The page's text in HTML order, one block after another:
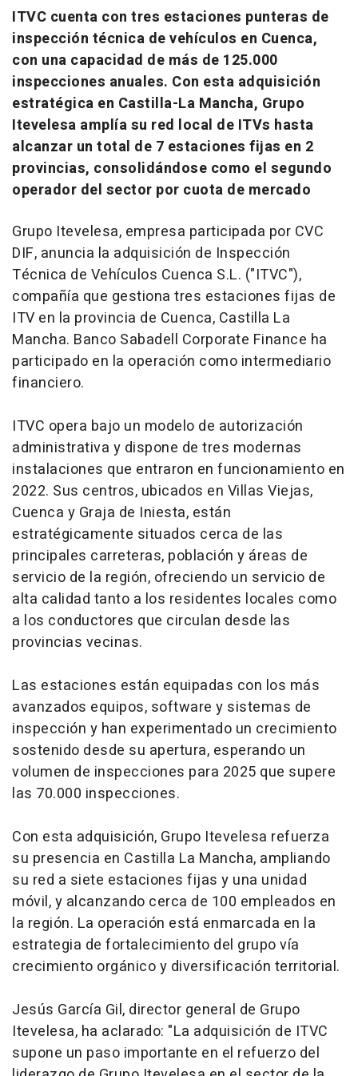
ITVC cuenta con tres estaciones punteras de
inspección técnica de vehículos en Cuenca,
con una capacidad de más de 125.000
inspecciones anuales. Con esta adquisición
estratégica en Castilla-La Mancha, Grupo
Itevelesa amplía su red local de ITVs hasta
alcanzar un total de 7 estaciones fijas en 2
provincias, consolidándose como el segundo
operador del sector por cuota de mercado
Grupo Itevelesa, empresa participada por CVC
DIF, anuncia la adquisición de Inspección
Técnica de Vehículos Cuenca S.L. ("ITVC"),
compañía que gestiona tres estaciones fijas de
ITV en la provincia de Cuenca, Castilla La
Mancha. Banco Sabadell Corporate Finance ha
participado en la operación como intermediario
financiero.
ITVC opera bajo un modelo de autorización
administrativa y dispone de tres modernas
instalaciones que entraron en funcionamiento en
2022. Sus centros, ubicados en Villas Viejas,
Cuenca y Graja de Iniesta, están
estratégicamente situados cerca de las
principales carreteras, población y áreas de
servicio de la región, ofreciendo un servicio de
alta calidad tanto a los residentes locales como
a los conductores que circulan desde las
provincias vecinas.
Las estaciones están equipadas con los más
avanzados equipos, software y sistemas de
inspección y han experimentado un crecimiento
sostenido desde su apertura, esperando un
volumen de inspecciones para 2025 que supere
las 70.000 inspecciones.
Con esta adquisición, Grupo Itevelesa refuerza
su presencia en Castilla La Mancha, ampliando
su red a siete estaciones fijas y una unidad
móvil, y alcanzando cerca de 100 empleados en
la región. La operación está enmarcada en la
estrategia de fortalecimiento del grupo vía
crecimiento orgánico y diversificación territorial.
Jesús García Gil, director general de Grupo
Itevelesa, ha aclarado: "La adquisición de ITVC
supone un paso importante en el refuerzo del